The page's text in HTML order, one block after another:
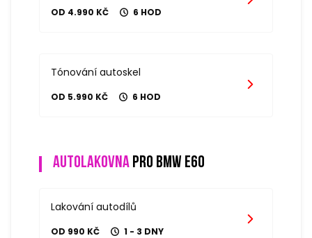
OD 4.990 KČ 6 HOD
Tónování autoskel
OD 5.990 KČ 6 HOD
Autolakovna pro bmw e60
Lakování autodílů
OD 990 KČ 1 - 3 DNY